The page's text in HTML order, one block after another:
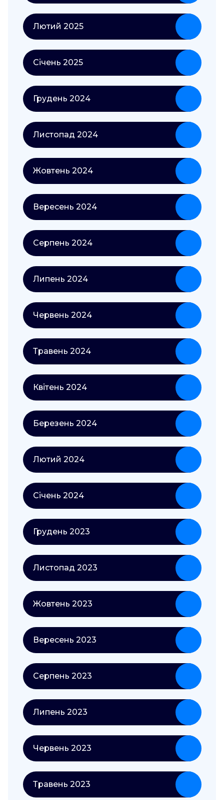
Лютий 2025
Січень 2025
Грудень 2024
Листопад 2024
Жовтень 2024
Вересень 2024
Серпень 2024
Липень 2024
Червень 2024
Травень 2024
Квітень 2024
Березень 2024
Лютий 2024
Січень 2024
Грудень 2023
Листопад 2023
Жовтень 2023
Вересень 2023
Серпень 2023
Липень 2023
Червень 2023
Травень 2023